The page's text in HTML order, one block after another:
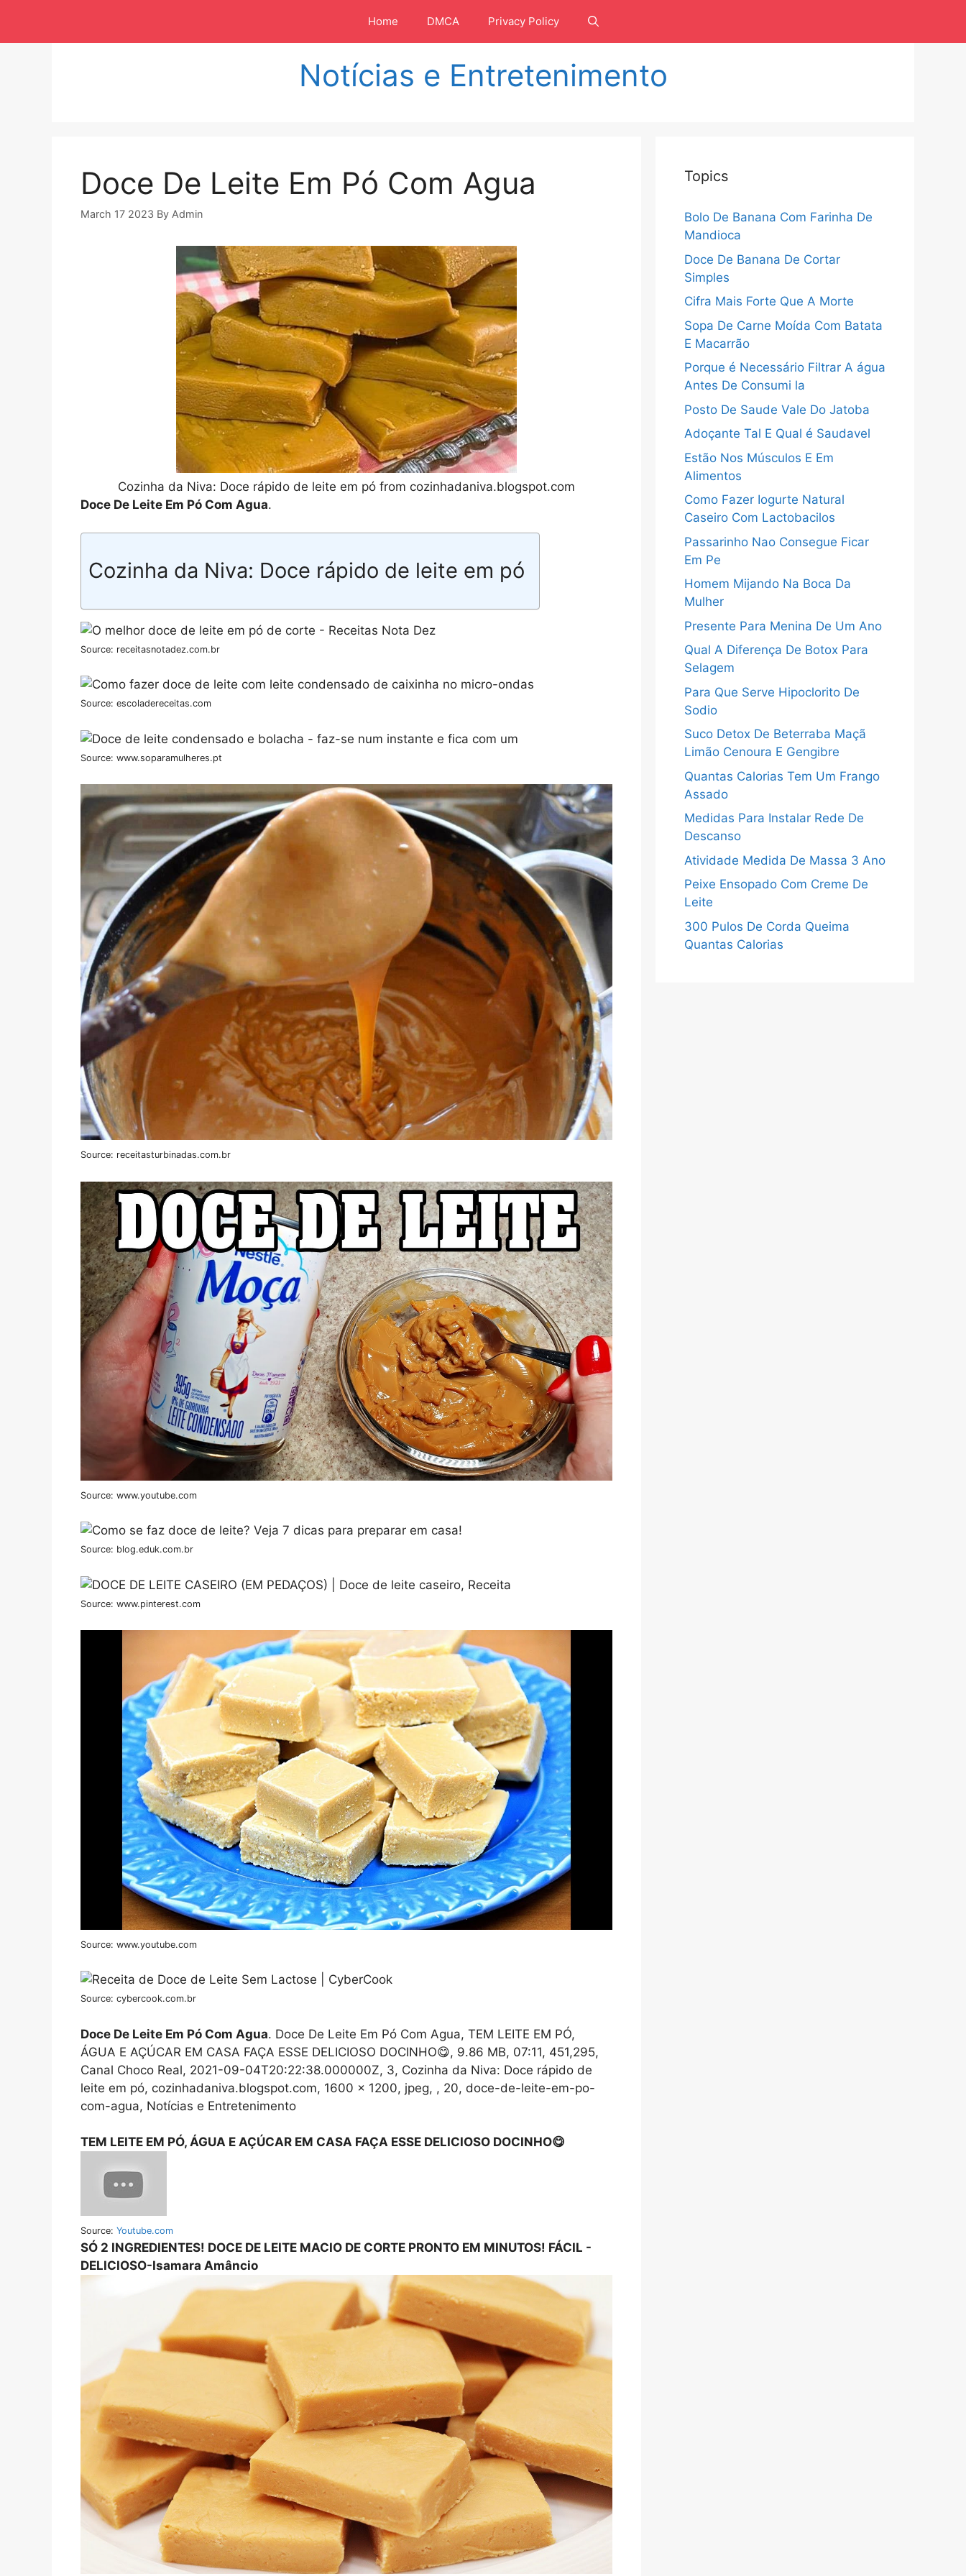
isi
Home DMCA Privacy Policy
Notícias e Entretenimento
Doce De Leite Em Pó Com Agua
March 17 2023 By Admin
Cozinha da Niva: Doce rápido de leite em pó from cozinhadaniva.blogspot.com
Doce De Leite Em Pó Com Agua.
Cozinha da Niva: Doce rápido de leite em pó
Source: receitasnotadez.com.br
Source: escoladereceitas.com
Source: www.soparamulheres.pt
Source: receitasturbinadas.com.br
Source: www.youtube.com
Source: blog.eduk.com.br
Source: www.pinterest.com
Source: www.youtube.com
Source: cybercook.com.br
Doce De Leite Em Pó Com Agua. Doce De Leite Em Pó Com Agua, TEM LEITE EM PÓ,
ÁGUA E AÇÚCAR EM CASA FAÇA ESSE DELICIOSO DOCINHO😋, 9.86 MB, 07:11, 451,295,
Canal Choco Real, 2021-09-04T20:22:38.000000Z, 3, Cozinha da Niva: Doce rápido de
leite em pó, cozinhadaniva.blogspot.com, 1600 x 1200, jpeg, , 20, doce-de-leite-em-po-
com-agua, Notícias e Entretenimento
TEM LEITE EM PÓ, ÁGUA E AÇÚCAR EM CASA FAÇA ESSE DELICIOSO DOCINHO😋
Source: Youtube.com
SÓ 2 INGREDIENTES! DOCE DE LEITE MACIO DE CORTE PRONTO EM MINUTOS! FÁCIL -
DELICIOSO-Isamara Amâncio
Topics
Bolo De Banana Com Farinha De
Mandioca
Doce De Banana De Cortar
Simples
Cifra Mais Forte Que A Morte
Sopa De Carne Moída Com Batata
E Macarrão
Porque é Necessário Filtrar A água
Antes De Consumi la
Posto De Saude Vale Do Jatoba
Adoçante Tal E Qual é Saudavel
Estão Nos Músculos E Em
Alimentos
Como Fazer Iogurte Natural
Caseiro Com Lactobacilos
Passarinho Nao Consegue Ficar
Em Pe
Homem Mijando Na Boca Da
Mulher
Presente Para Menina De Um Ano
Qual A Diferença De Botox Para
Selagem
Para Que Serve Hipoclorito De
Sodio
Suco Detox De Beterraba Maçã
Limão Cenoura E Gengibre
Quantas Calorias Tem Um Frango
Assado
Medidas Para Instalar Rede De
Descanso
Atividade Medida De Massa 3 Ano
Peixe Ensopado Com Creme De
Leite
300 Pulos De Corda Queima
Quantas Calorias